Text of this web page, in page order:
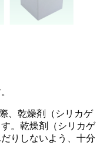
、乾燥剤（シリカゲ
。乾燥剤（シリカゲ
りしないよう、十分